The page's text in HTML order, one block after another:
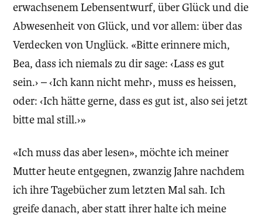
erwachsenem Lebensentwurf, über Glück und die
Abwesenheit von Glück, und vor allem: über das
Verdecken von Unglück. «Bitte erinnere mich,
Bea, dass ich niemals zu dir sage: ‹Lass es gut
sein.› – ‹Ich kann nicht mehr›, muss es heissen,
oder: ‹Ich hätte gerne, dass es gut ist, also sei jetzt
bitte mal still.›»
«Ich muss das aber lesen», möchte ich meiner
Mutter heute entgegnen, zwanzig Jahre nachdem
ich ihre Tagebücher zum letzten Mal sah. Ich
greife danach, aber statt ihrer halte ich meine